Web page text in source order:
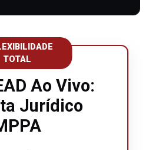
TOTAL
Ao Vivo:
Jurídico